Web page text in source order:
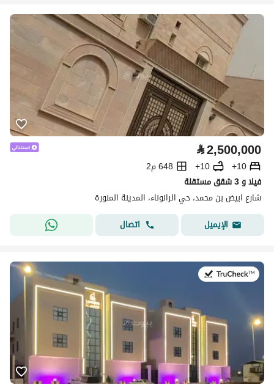
⃁2,500,000
10+
10+
648 م2
فيلا و 3 شقق مستقلة
شارع ابيض بن محمد، حي الرانوناء، المدينة المنورة
الإيميل
اتصال